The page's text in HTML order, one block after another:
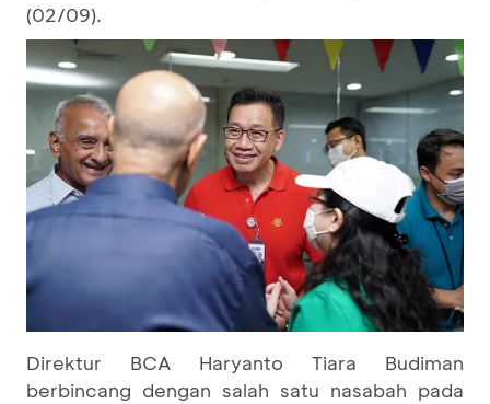
(02/09).
Direktur BCA Haryanto Tiara Budiman
berbincang dengan salah satu nasabah pada